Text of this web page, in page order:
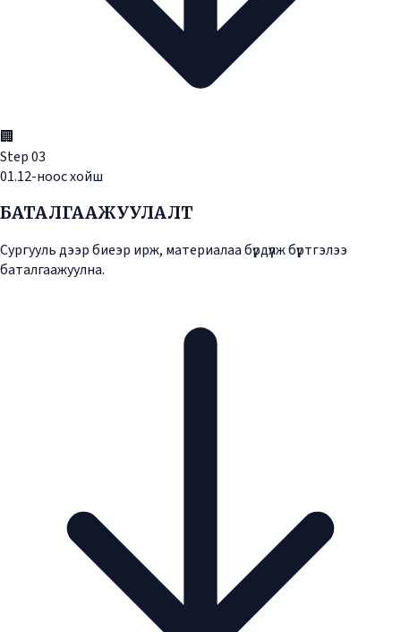
🏢
Step03
01.12-ноос хойш
БАТАЛГААЖУУЛАЛТ
Сургууль дээр биеэр ирж, материалаа бүрдүүлж бүртгэлээ
баталгаажуулна.